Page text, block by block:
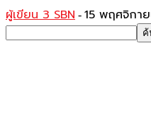
ผู้เขียน 3 SBN - 15 พฤศจิกา